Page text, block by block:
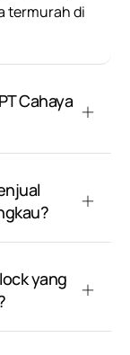
termurah di
Cahaya
yang